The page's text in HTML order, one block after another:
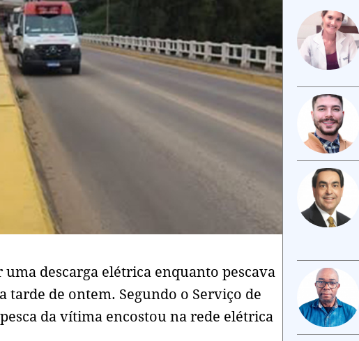
descarga elétrica enquanto pescava
tarde de ontem. Segundo o Serviço de
da vítima encostou na rede elétrica